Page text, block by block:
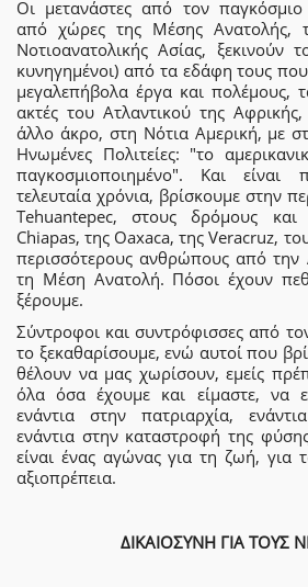
Οι μετανάστες από τον
από χώρες της Μέσης Ανατολής,
Νοτιοανατολικής Ασίας, ξεκινούν
κυνηγημένοι) από τα εδάφη τους
μεγαλεπήβολα έργα και πολέμους,
ακτές του Ατλαντικού της
άλλο άκρο, στη Νότια Αμερική, με
Ηνωμένες Πολιτείες: "το
παγκοσμιοποιημένο". Και
τελευταία χρόνια, βρίσκουμε στην
Tehuantepec, στους δρόμους
Chiapas, της Οaxaca, της Veracruz,
περισσότερους ανθρώπους από την
τη Μέση Ανατολή. Πόσοι έχουν
ξέρουμε.
Σύντροφοι και συντρόφισσες από
το ξεκαθαρίσουμε, ενώ αυτοί που
θέλουν να μας χωρίσουν, εμείς
όλα όσα έχουμε και είμαστε, να
ενάντια στην πατριαρχία,
ενάντια στην καταστροφή της
είναι ένας αγώνας για τη ζωή, για
αξιοπρέπεια.
ΔΙΚΑΙΟΣΥΝΗ ΓΙΑ ΤΟΥΣ